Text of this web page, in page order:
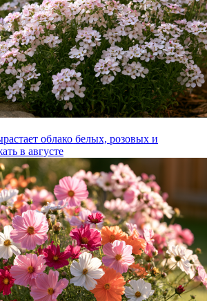
облако белых, розовых и
в августе